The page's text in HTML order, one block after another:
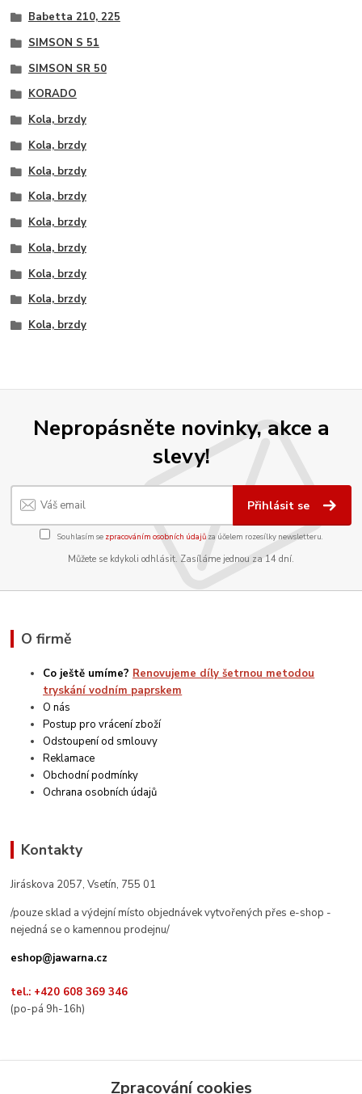
Babetta 210, 225
SIMSON S 51
SIMSON SR 50
KORADO
Kola, brzdy
Kola, brzdy
Kola, brzdy
Kola, brzdy
Kola, brzdy
Kola, brzdy
Kola, brzdy
Kola, brzdy
Kola, brzdy
Nepropásněte novinky, akce a
slevy!
Přihlásit se
Souhlasím se zpracováním osobních údajůza účelem rozesílky newsletteru.
Můžete se kdykoli odhlásit. Zasíláme jednou za 14 dní.
O firmě
Co ještě umíme? Renovujeme díly šetrnou metodou
tryskání vodním paprskem
O nás
Postup pro vrácení zboží
Odstoupení od smlouvy
Reklamace
Obchodní podmínky
Ochrana osobních údajů
Kontakty
Jiráskova 2057, Vsetín, 755 01
/pouze sklad a výdejní místo objednávek vytvořených přes e-shop -
nejedná se o kamennou prodejnu/
eshop@jawarna.cz
tel.: +420 608 369 346
(po-pá 9h-16h)
Zpracování cookies